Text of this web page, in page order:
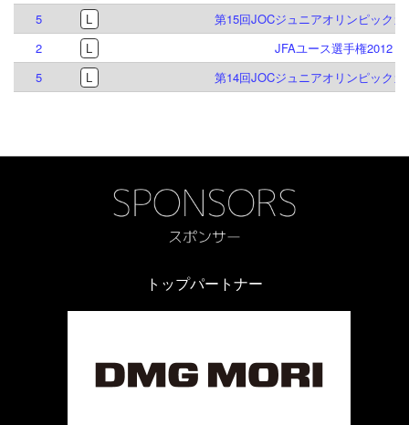
5
L
第15回JOCジュニアオリンピックカ
2
L
JFAユース選手権2012
5
L 第14回JOCジュニアオリンピックカ
トップパートナー